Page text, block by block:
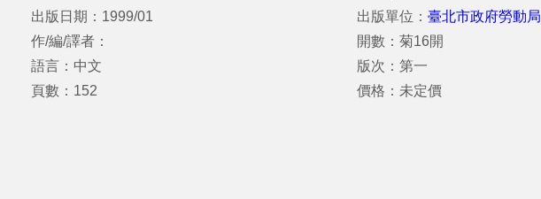
出版日期：1999/01
作/編/譯者：
語言：中文
頁數：152
出版單位：臺北市政府勞動局
開數：菊16開
版次：第一
價格：未定價